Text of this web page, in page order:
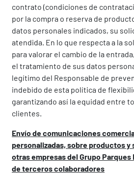
contrato (condiciones de
por la compra o reserva de
datos personales indicados, su
atendida. En lo que respecta a la
para valorar el cambio de la
el tratamiento de sus datos
legítimo del Responsable de
indebido de esta política de
garantizando así la equidad entre
clientes.
Envío de comunicaciones
personalizadas, sobre productos
otras empresas del Grupo Parques
de terceros colaboradores